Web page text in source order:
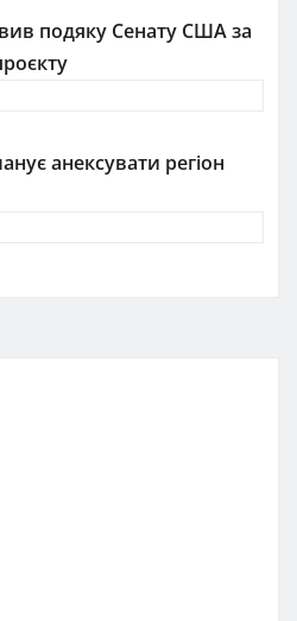
подяку Сенату США за
анексувати регіон